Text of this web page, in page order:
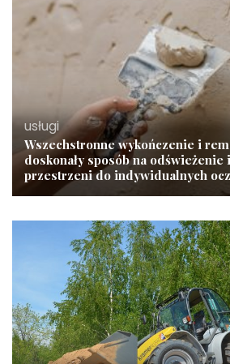
usługi
Wszechstronne wykończenie i
doskonały sposób na odświeżenie
przestrzeni do indywidualnych